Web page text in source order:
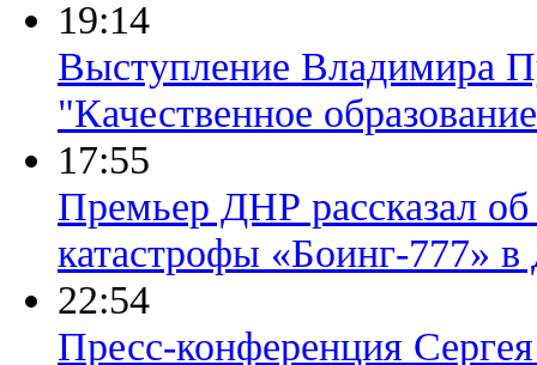
19:14
Выступление Владимира
"Качественное
17:55
Премьер ДНР рассказал об
катастрофы «Боинг-777» в
22:54
Пресс-конференция